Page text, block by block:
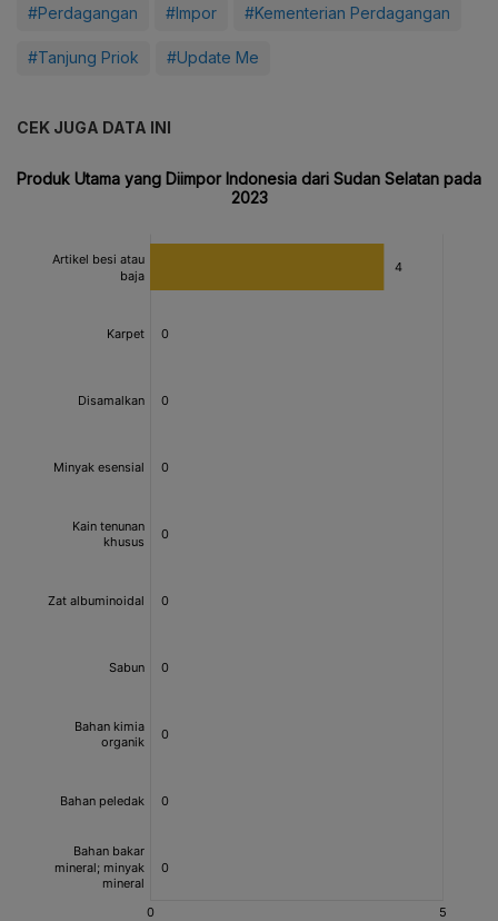
#Perdagangan #Impor #Kementerian Perdagangan
#Tanjung Priok #Update Me
CEK JUGA DATA INI